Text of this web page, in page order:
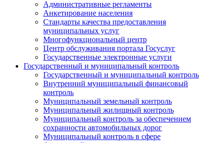
Административные регламенты
Анкетирование населения
Стандарты качества предоставления
муниципальных услуг
Многофункциональный центр
Центр обслуживания портала Госуслуг
Государственные электронные услуги
Государственный и муниципальный контроль
Государственный и муниципальный контроль
Внутренний муниципальный финансовый
контроль
Муниципальный земельный контроль
Муниципальный жилищный контроль
Муниципальный контроль за обеспечением
сохранности автомобильных дорог
Муниципальный контроль в сфере